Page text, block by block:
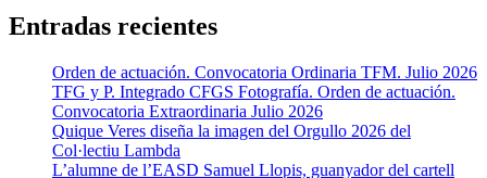
Entradas recientes
Orden de actuación. Convocatoria Ordinaria TFM. Julio 2026
TFG y P. Integrado CFGS Fotografía. Orden de actuación.
Convocatoria Extraordinaria Julio 2026
Quique Veres diseña la imagen del Orgullo 2026 del
Col·lectiu Lambda
L’alumne de l’EASD Samuel Llopis, guanyador del cartell